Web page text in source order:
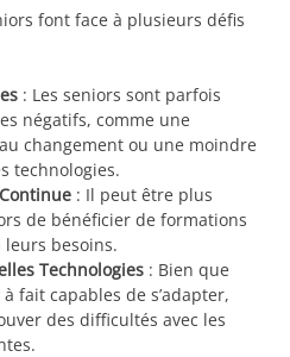
font face à plusieurs défis
: Les seniors sont parfois
négatifs, comme une
changement ou une moindre
technologies.
: Il peut être plus
de bénéficier de formations
besoins.
Technologies : Bien que
fait capables de s’adapter,
des difficultés avec les